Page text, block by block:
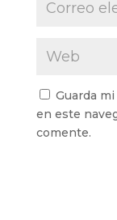
Guarda
en este
comente.